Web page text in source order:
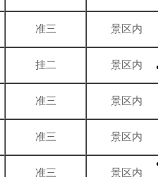
准三 景区内
挂二 景区内
准三 景区内
准三 景区内
准三 景区内